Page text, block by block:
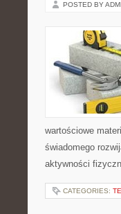
POSTED BY
wartościowe
świadomego
aktywności
CATEGORIES: